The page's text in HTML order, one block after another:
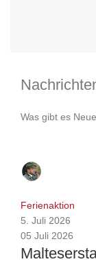
Was gibt es
Ferienaktion
5. Juli 2026
05 Juli 2026